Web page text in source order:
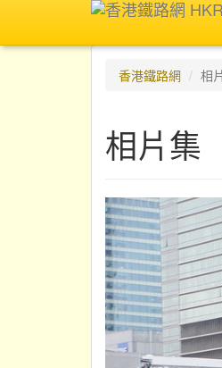
香港鐵路網 相
相片集